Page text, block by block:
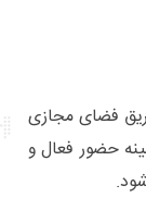
فضای مجازی
حضور فعال و